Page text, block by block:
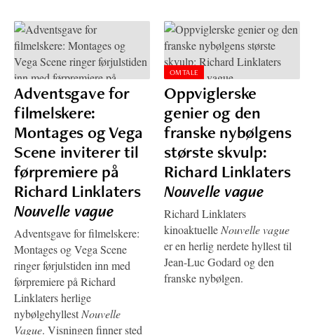
Adventsgave for
filmelskere:
Montages og Vega
Scene inviterer til
førpremiere på
Richard Linklaters
Nouvelle vague
Adventsgave for filmelskere:
Montages og Vega Scene
ringer førjulstiden inn med
førpremiere på Richard
Linklaters herlige
nybølgehyllest Nouvelle
Vague. Visningen finner sted
OMTALE
Oppviglerske
genier og den
franske nybølgens
største skvulp:
Richard Linklaters
Nouvelle vague
Richard Linklaters
kinoaktuelle Nouvelle vague
er en herlig nerdete hyllest til
Jean-Luc Godard og den
franske nybølgen.